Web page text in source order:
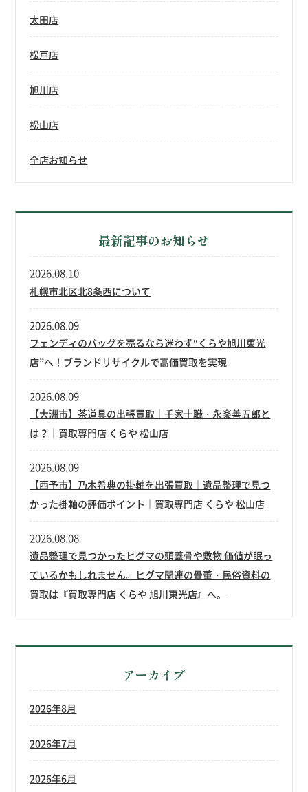
太田店
松戸店
旭川店
松山店
全店お知らせ
最新記事のお知らせ
札幌市北区北8条西について
2026.08.10
フェンディのバッグを売るなら迷わず“くらや旭川東光
店”へ！ブランドリサイクルで高価買取を実現
2026.08.09
【大洲市】茶道具の出張買取｜千家十職・永楽善五郎と
は？｜買取専門店 くらや 松山店
2026.08.09
【西予市】乃木希典の掛軸を出張買取｜遺品整理で見つ
かった掛軸の評価ポイント｜買取専門店 くらや 松山店
2026.08.09
遺品整理で見つかったヒグマの頭蓋骨や敷物 価値が眠っ
ているかもしれません。ヒグマ関連の骨董・民俗資料の
買取は『買取専門店 くらや 旭川東光店』へ。
2026.08.08
アーカイブ
2026年8月
2026年7月
2026年6月